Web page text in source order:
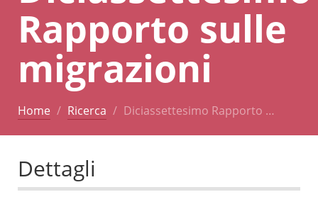
Rapporto sulle
migrazioni
Home Ricerca Diciassettesimo Rapporto …
Dettagli